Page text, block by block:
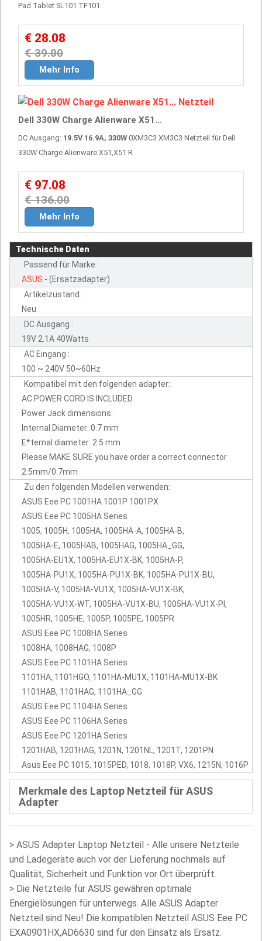
Pad Tablet SL101 TF101
€ 28.08
€ 39.00
Mehr Info
Dell 330W Charge Alienware X51...
DC Ausgang: 19.5V 16.9A, 330W 0XM3C3 XM3C3 Netzteil für Dell
330W Charge Alienware X51,X51 R
€ 97.08
€ 136.00
Mehr Info
Technische Daten
Passend für Marke :
ASUS - (Ersatzadapter)
Artikelzustand :
Neu
DC Ausgang :
19V 2.1A 40Watts
AC Eingang :
100 ~ 240V 50~60Hz
Kompatibel mit den folgenden adapter:
AC POWER CORD IS INCLUDED
Power Jack dimensions:
Internal Diameter: 0.7 mm
E*ternal diameter: 2.5 mm
Please MAKE SURE you have order a correct connector
2.5mm/0.7mm
Zu den folgenden Modellen verwenden:
ASUS Eee PC 1001HA 1001P 1001PX
ASUS Eee PC 1005HA Series
1005, 1005H, 1005HA, 1005HA-A, 1005HA-B,
1005HA-E, 1005HAB, 1005HAG, 1005HA_GG,
1005HA-EU1X, 1005HA-EU1X-BK, 1005HA-P,
1005HA-PU1X, 1005HA-PU1X-BK, 1005HA-PU1X-BU,
1005HA-V, 1005HA-VU1X, 1005HA-VU1X-BK,
1005HA-VU1X-WT, 1005HA-VU1X-BU, 1005HA-VU1X-PI,
1005HR, 1005HE, 1005P, 1005PE, 1005PR
ASUS Eee PC 1008HA Series
1008HA, 1008HAG, 1008P
ASUS Eee PC 1101HA Series
1101HA, 1101HGO, 1101HA-MU1X, 1101HA-MU1X-BK
1101HAB, 1101HAG, 1101HA_GG
ASUS Eee PC 1104HA Series
ASUS Eee PC 1106HA Series
ASUS Eee PC 1201HA Series
1201HAB, 1201HAG, 1201N, 1201NL, 1201T, 1201PN
Asus Eee PC 1015, 1015PED, 1018, 1018P, VX6, 1215N, 1016P
Merkmale des Laptop Netzteil für ASUS
Adapter
> ASUS Adapter Laptop Netzteil - Alle unsere Netzteile
und Ladegeräte auch vor der Lieferung nochmals auf
Qualität, Sicherheit und Funktion vor Ort überprüft.
> Die Netzteile für ASUS gewähren optimale
Energielösungen für unterwegs. Alle ASUS Adapter
Netzteil sind Neu! Die kompatiblen Netzteil ASUS Eee PC
EXA0901HX,AD6630 sind für den Einsatz als Ersatz.